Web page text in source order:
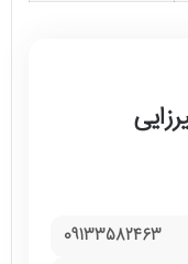
09133582463